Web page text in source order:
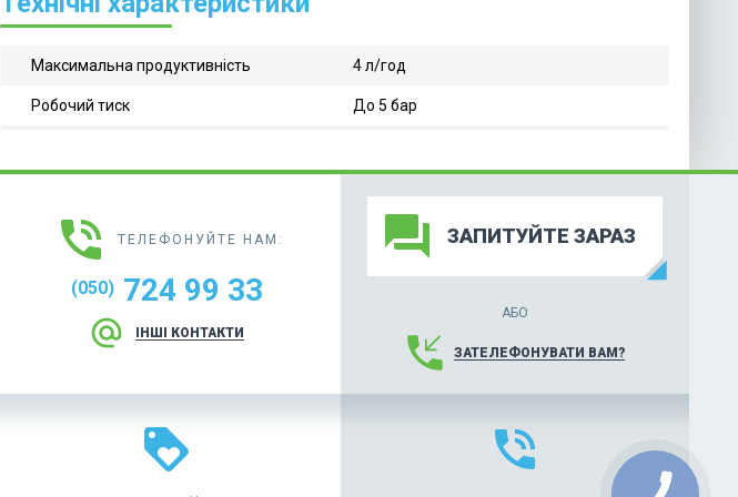
Максимальна продуктивність 4 л/год
Робочий тиск До 5 бар
phone_in_talk ТЕЛЕФОНУЙТЕ НАМ:
(050) 724 99 33
alternate_email ІНШІ КОНТАКТИ
forum ЗАПИТУЙТЕ ЗАРАЗ
АБО
phone_callback ЗАТЕЛЕФОНУВАТИ ВАМ?
loyalty phone_in_talk